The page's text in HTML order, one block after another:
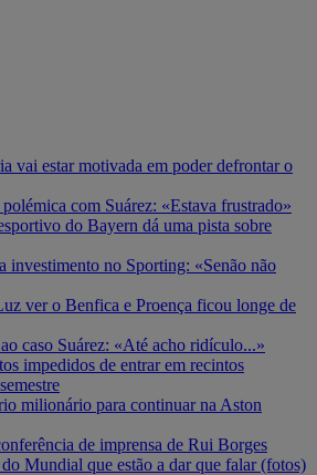
vai estar motivada em poder defrontar o
com Suárez: «Estava frustrado»
do Bayern dá uma pista sobre
investimento no Sporting: «Senão não
ver o Benfica e Proença ficou longe de
caso Suárez: «Até acho ridículo...»
impedidos de entrar em recintos
milionário para continuar na Aston
de imprensa de Rui Borges
Mundial que estão a dar que falar (fotos)